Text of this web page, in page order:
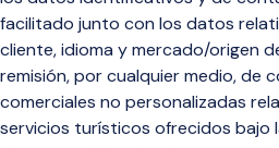
facilitado junto con los datos
cliente, idioma y mercado/origen
remisión, por cualquier medio, de
comerciales no personalizadas
servicios turísticos ofrecidos bajo